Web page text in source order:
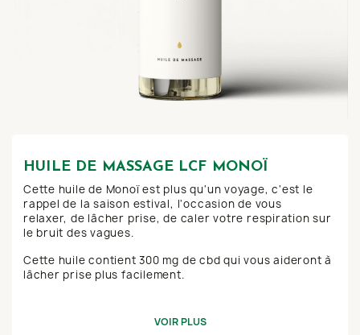
HUILE DE MASSAGE LCF MONOÏ
Cette huile de Monoï est plus qu'un voyage, c'est le
rappel de la saison estival, l'occasion de vous
relaxer,de lâcher prise, de caler votre respiration sur
le bruit des vagues.
Cette huile contient 300 mg de cbd qui vous aideront à
lâcher prise plus facilement.
VOIR PLUS